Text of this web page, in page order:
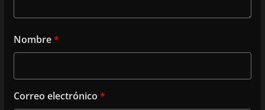
Nombre*
Correo electrónico *